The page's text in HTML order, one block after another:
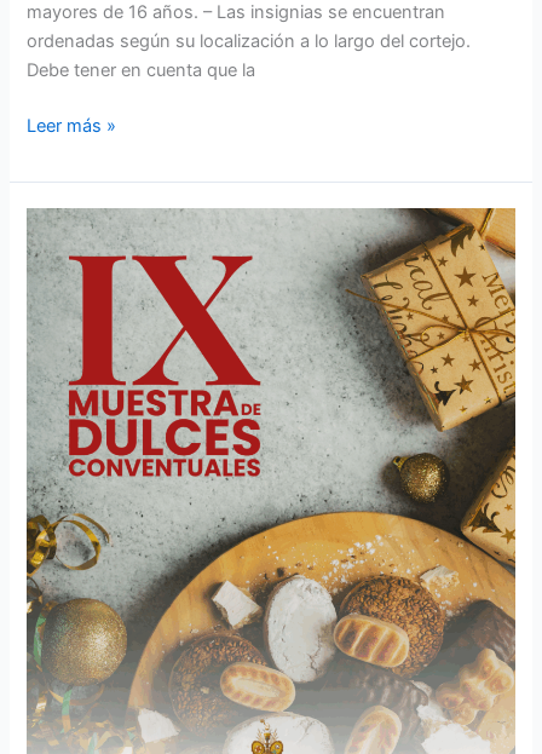
mayores de 16 años. – Las insignias se encuentran
ordenadas según su localización a lo largo del cortejo.
Debe tener en cuenta que la
Leer más »
IX
Muestra
de
Dulces
Conventuales